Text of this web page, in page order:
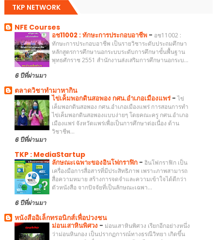
TKP NETWORK
NFE Courses
อช11002 : ทักษะการประกอบอาชีพ - อช11002 :
ทักษะการประกอบอาชีพ เป็นรายวิชาระดับประถมศึกษา
หลักสูตรการศึกษานอกระบบระดับการศึกษาขั้นพื้นฐาน
พุทธศักราช 2551 สำนักงานส่งเสริมการศึกษานอกระบ...
6 ปีที่ผ่านมา
ตลาดวิชาทำมาหากิน
ไข่เค็มพอกดินสอพอง กศน.อำเภอเมืองแพร่-ไข่
เค็มพอกดินสอพอง กศน.อำเภอเมืองแพร่ การสอนการทำ
ไข่เค็มพอกดินสอพองแบบง่ายๆ โดยคณะครู กศน.อำเภอ
เมืองแพร่ จังหวัดแพร่เพื่อเป็นการศึกษาต่อเนื่อง ด้าน
วิชาชีพ...
6 ปีที่ผ่านมา
TKP : MediaStartup
ลักษณะเฉพาะของอินโฟกราฟิก - อินโฟกราฟิก เป็น
เครื่องมือการสื่อสารที่มีประสิทธิภาพ เพราะภาพสามารถ
สื่อความหมาย สร้างการจดจำและความเข้าใจได้ดีกว่า
ตัวหนังสือ จากปัจจัยที่เป็นลักษณะเฉพา...
6 ปีที่ผ่านมา
หนังสืออิเล็กทรอนิกส์เพื่อปวงชน
ม่อนเสาหินพิศวง - ม่อนเสาหินพิศวง เรียกอีกอย่างหนึ่ง
ว่าม่อนหินกอง เป็นปรากฏการณ์ทางธรณีวิทยา เกิดขึ้น